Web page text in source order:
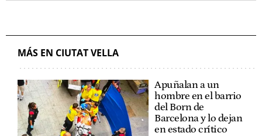
MÁS EN CIUTAT VELLA
Apuñalan a un
hombre en el barrio
del Born de
Barcelona y lo dejan
en estado crítico